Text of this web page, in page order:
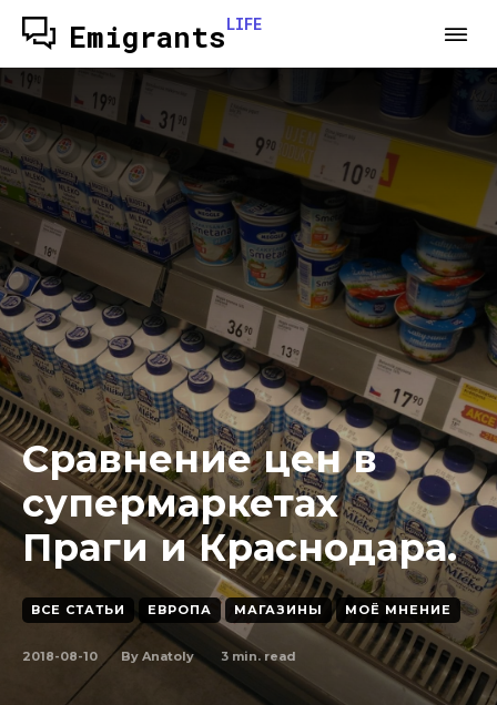
EmigrantsLIFE
Сравнение цен в
супермаркетах
Праги и Краснодара.
ВСЕ СТАТЬИ ЕВРОПА МАГАЗИНЫ МОЁ МНЕНИЕ
2018-08-10 By Anatoly 3 min. read